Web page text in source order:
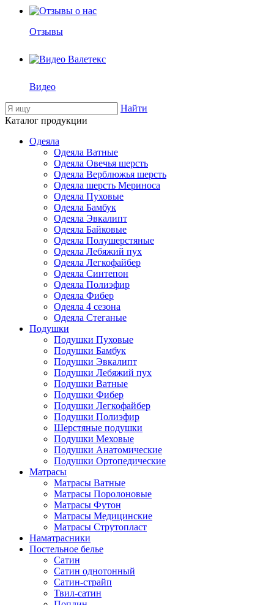
Отзывы
Видео
Найти
Каталог продукции
Одеяла
Одеяла Ватные
Одеяла Овечья шерсть
Одеяла Верблюжья шерсть
Одеяла шерсть Мериноса
Одеяла Пуховые
Одеяла Бамбук
Одеяла Эвкалипт
Одеяла Байковые
Одеяла Полушерстяные
Одеяла Лебяжий пух
Одеяла Легкофайбер
Одеяла Синтепон
Одеяла Полиэфир
Одеяла Фибер
Одеяла 4 сезона
Одеяла Стеганые
Подушки
Подушки Пуховые
Подушки Бамбук
Подушки Эвкалипт
Подушки Лебяжий пух
Подушки Ватные
Подушки Фибер
Подушки Легкофайбер
Подушки Полиэфир
Шерстяные подушки
Подушки Меховые
Подушки Анатомические
Подушки Ортопедические
Матрасы
Матрасы Ватные
Матрасы Поролоновые
Матрасы Футон
Матрасы Медицинские
Матрасы Струтопласт
Наматрасники
Постельное белье
Сатин
Сатин однотонный
Сатин-страйп
Твил-сатин